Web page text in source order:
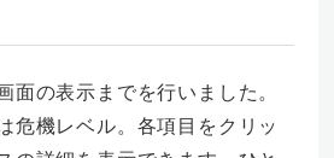
面の表示までを行いました。
危機レベル。各項目をクリッ